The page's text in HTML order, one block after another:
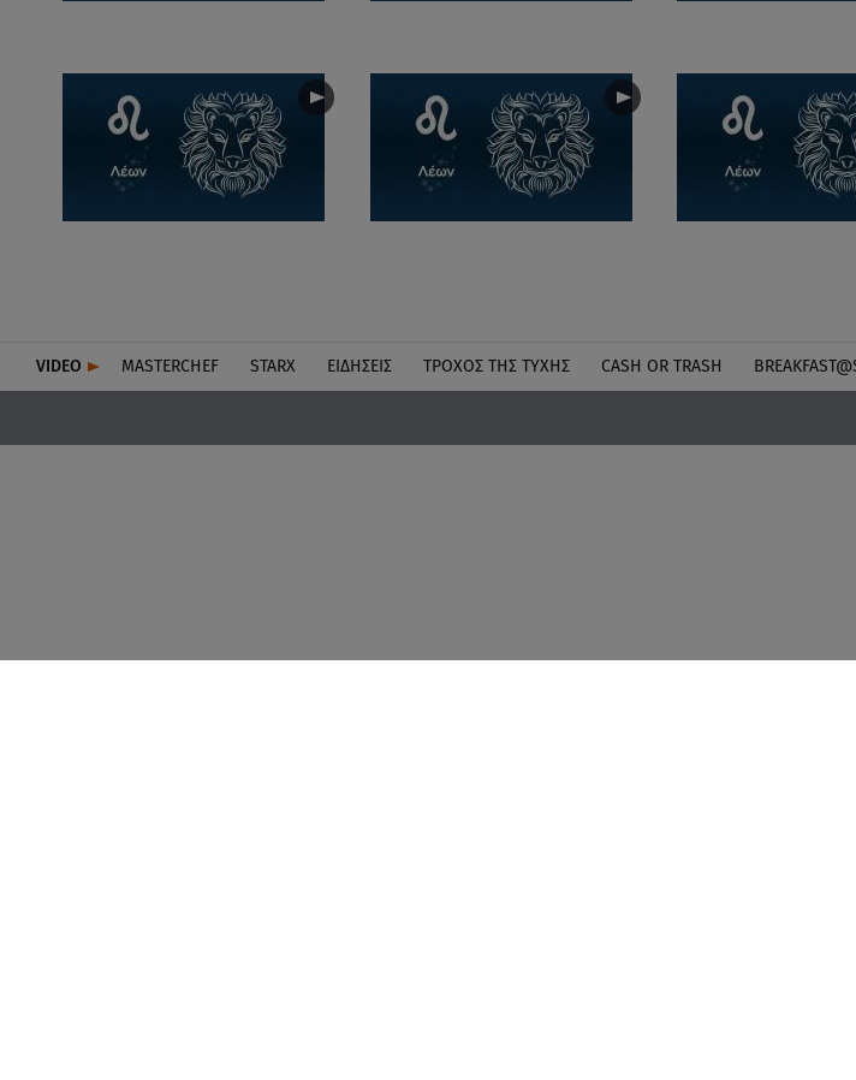
VIDEO MASTERCHEF STARX ΕΙΔΉΣΕΙΣ ΤΡΟΧΌΣ ΤΗΣ ΤΎΧΗΣ CASH OR TRASH